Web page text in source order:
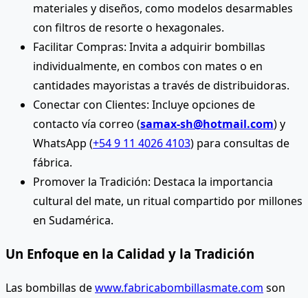
materiales y diseños, como modelos desarmables
con filtros de resorte o hexagonales.
Facilitar Compras: Invita a adquirir bombillas
individualmente, en combos con mates o en
cantidades mayoristas a través de distribuidoras.
Conectar con Clientes: Incluye opciones de
contacto vía correo (samax-sh@hotmail.com) y
WhatsApp (+54 9 11 4026 4103) para consultas de
fábrica.
Promover la Tradición: Destaca la importancia
cultural del mate, un ritual compartido por millones
en Sudamérica.
Un Enfoque en la Calidad y la Tradición
Las bombillas dewww.fabricabombillasmate.com son